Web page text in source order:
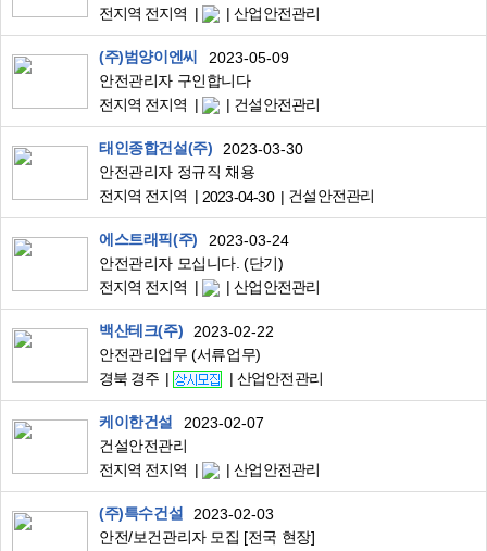
전지역 전지역
산업안전관리
(주)범양이엔씨
2023-05-09
안전관리자 구인합니다
전지역 전지역
건설안전관리
태인종합건설(주)
2023-03-30
안전관리자 정규직 채용
전지역 전지역
2023-04-30 건설안전관리
에스트래픽(주)
2023-03-24
안전관리자 모십니다. (단기)
전지역 전지역
산업안전관리
백산테크(주)
2023-02-22
안전관리업무 (서류업무)
경북 경주
산업안전관리
케이한건설
2023-02-07
건설안전관리
전지역 전지역
산업안전관리
(주)특수건설
2023-02-03
안전/보건관리자 모집 [전국 현장]